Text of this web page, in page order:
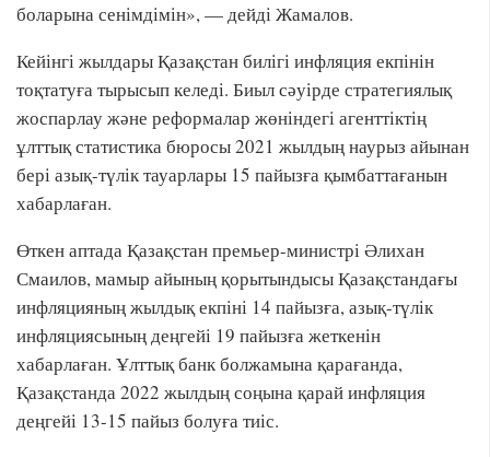
боларына сенімдімін», — дейді Жамалов.
Кейінгі жылдары Қазақстан билігі инфляция екпінін
тоқтатуға тырысып келеді. Биыл сәуірде стратегиялық
жоспарлау және реформалар жөніндегі агенттіктің
ұлттық статистика бюросы 2021 жылдың наурыз айынан
бері азық-түлік тауарлары 15 пайызға қымбаттағанын
хабарлаған.
Өткен аптада Қазақстан премьер-министрі Әлихан
Смаилов, мамыр айының қорытындысы Қазақстандағы
инфляцияның жылдық екпіні 14 пайызға, азық-түлік
инфляциясының деңгейі 19 пайызға жеткенін
хабарлаған. Ұлттық банк болжамына қарағанда,
Қазақстанда 2022 жылдың соңына қарай инфляция
деңгейі 13-15 пайыз болуға тиіс.